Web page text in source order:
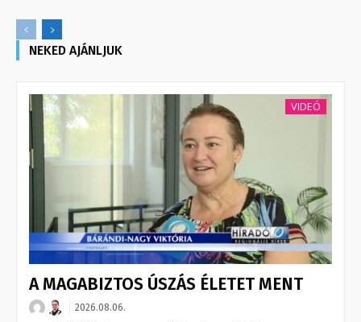
NEKED AJÁNLJUK
VIDEÓ
A MAGABIZTOS ÚSZÁS ÉLETET MENT
2026.08.06.